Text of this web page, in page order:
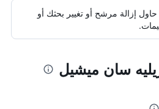
إزالة مرشح أو تغيير بحثك أو
سان ميشيل